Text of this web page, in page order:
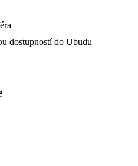
dostupností do Ubudu